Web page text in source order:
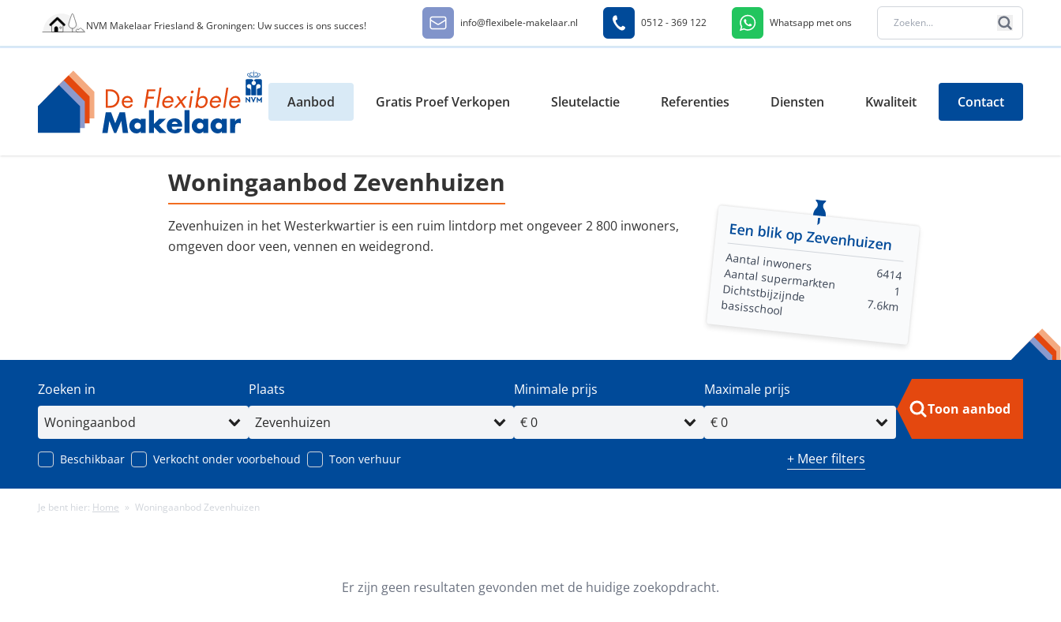
NVM Makelaar Friesland & Groningen: Uw succes is ons succes! info@flexibele-makelaar.nl 0512 - 369 122 Whatsapp met ons
Aanbod Gratis Proef Verkopen Sleutelactie Referenties Diensten Kwaliteit Contact
Woningaanbod Zevenhuizen
Zevenhuizen in het Westerkwartier is een ruim lintdorp met ongeveer 2 800 inwoners,
omgeven door veen, vennen en weidegrond.
Een blik op Zevenhuizen
Aantal inwoners
6414
Aantal supermarkten 1
Dichtstbijzijnde
basisschool 7.6km
Zoeken in Plaats Minimale prijs
Maximale prijs
Toon aanbod
Beschikbaar Verkocht onder voorbehoud Toon verhuur + Meer filters
Minimale energielabel
Je bent hier: Home » Woningaanbod Zevenhuizen
Er zijn geen resultaten gevonden met de huidige zoekopdracht.